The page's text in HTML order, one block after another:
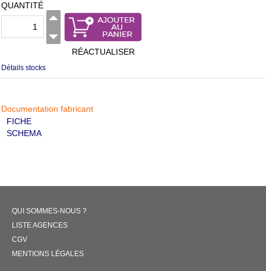
QUANTITÉ
RÉACTUALISER
Détails stocks
Documentation fabricant
FICHE
SCHEMA
QUI SOMMES-NOUS ?
LISTE AGENCES
CGV
MENTIONS LÉGALES